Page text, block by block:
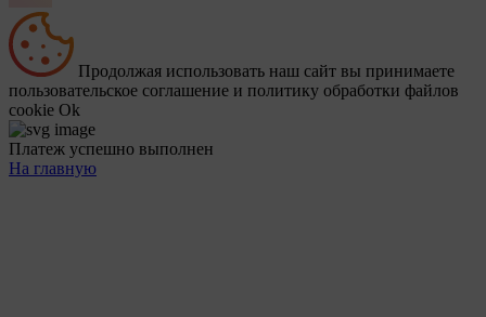
Продолжая использовать наш сайт вы принимаете
пользовательское соглашение и политику обработки файлов
cookie Ok
Платеж успешно выполнен
На главную